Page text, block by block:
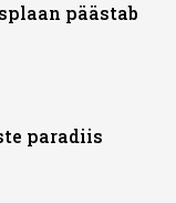
päästab
paradiis